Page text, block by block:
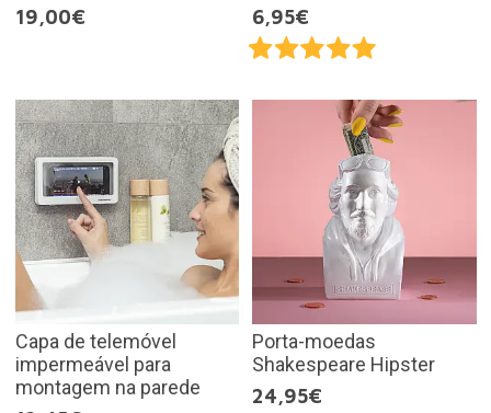
19,00€ 6,95€
Capa de telemóvel
impermeável para
montagem na parede
Porta-moedas
Shakespeare Hipster
24,95€